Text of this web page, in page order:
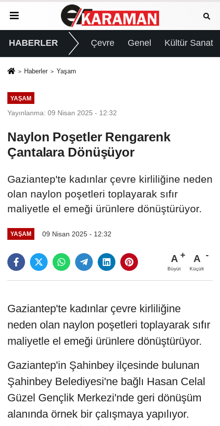
HABERLER Çevre Genel Kültür Sanat
Haberler Yaşam
YAŞAM
Yayınlanma: 09 Nisan 2025 - 12:32
Naylon Poşetler Rengarenk
Çantalara Dönüşüyor
Gaziantep'te kadınlar çevre kirliliğine neden
olan naylon poşetleri toplayarak sıfır
maliyetle el emeği ürünlere dönüştürüyor.
YAŞAM 09 Nisan 2025 - 12:32
A
Büyüt
A
Küçült
Gaziantep'te kadınlar çevre kirliliğine
neden olan naylon poşetleri toplayarak sıfır
maliyetle el emeği ürünlere dönüştürüyor.
Gaziantep'in Şahinbey ilçesinde bulunan
Şahinbey Belediyesi'ne bağlı Hasan Celal
Güzel Gençlik Merkezi'nde geri dönüşüm
alanında örnek bir çalışmaya yapılıyor.